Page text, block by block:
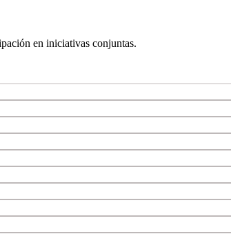
en iniciativas conjuntas.